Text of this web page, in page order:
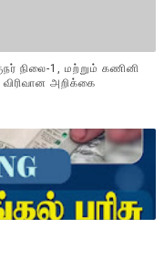
நிலை-1, மற்றும் கணினி
விரிவான அறிக்கை